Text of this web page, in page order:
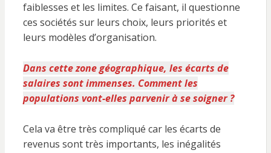
faiblesses et les limites. Ce faisant, il questionne
ces sociétés sur leurs choix, leurs priorités et
leurs modèles d’organisation.
Dans cette zone géographique, les écarts de
salaires sont immenses. Comment les
populations vont-elles parvenir à se soigner ?
Cela va être très compliqué car les écarts de
revenus sont très importants, les inégalités